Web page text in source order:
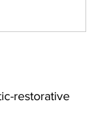
restorative